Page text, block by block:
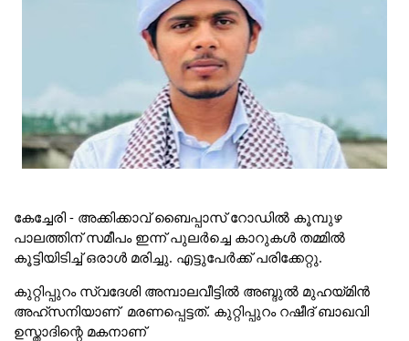
കേച്ചേരി - അക്കിക്കാവ് ബൈപ്പാസ് റോഡിൽ കൂമ്പുഴ
പാലത്തിന് സമീപം ഇന്ന് പുലർച്ചെ കാറുകൾ തമ്മിൽ
കൂട്ടിയിടിച്ച് ഒരാൾ മരിച്ചു. എട്ടുപേർക്ക് പരിക്കേറ്റു.
കുറ്റിപ്പുറം സ്വദേശി അമ്പാലവീട്ടിൽ അബ്ദുൽ മുഹയ്മിൻ
അഹ്സനിയാണ് മരണപ്പെട്ടത്. കുറ്റിപ്പുറം റഷീദ് ബാഖവി
ഉസ്താദിന്റെ മകനാണ്